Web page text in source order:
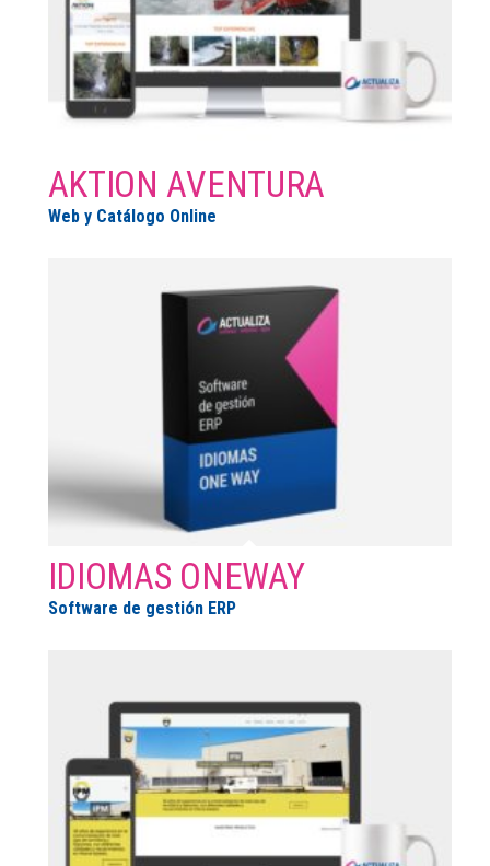
AKTION AVENTURA
Web y Catálogo Online
IDIOMAS ONEWAY
Software de gestión ERP